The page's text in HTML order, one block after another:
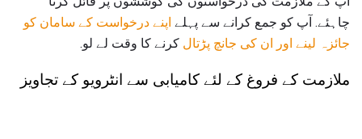
چاہئے. آپ کو جمع کرانے سے پہلے اپنے درخواست کے سامان کو
جائزہ لینے اور ان کی جانچ پڑتال کرنے کا وقت لے لو.
ملازمت کے فروغ کے لئے کامیابی سے انٹرویو کے تجاویز